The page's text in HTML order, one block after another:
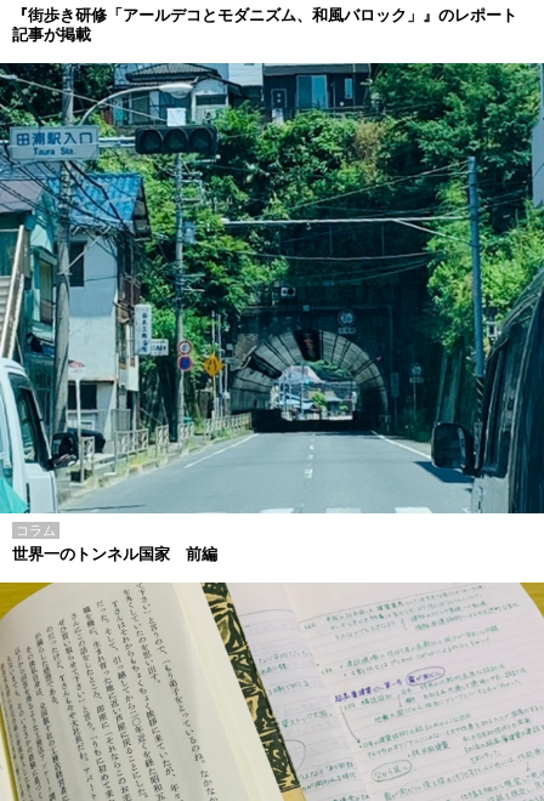
『街歩き研修「アールデコとモダニズム、和風バロック」』のレポート
記事が掲載
コラム
世界一のトンネル国家 前編